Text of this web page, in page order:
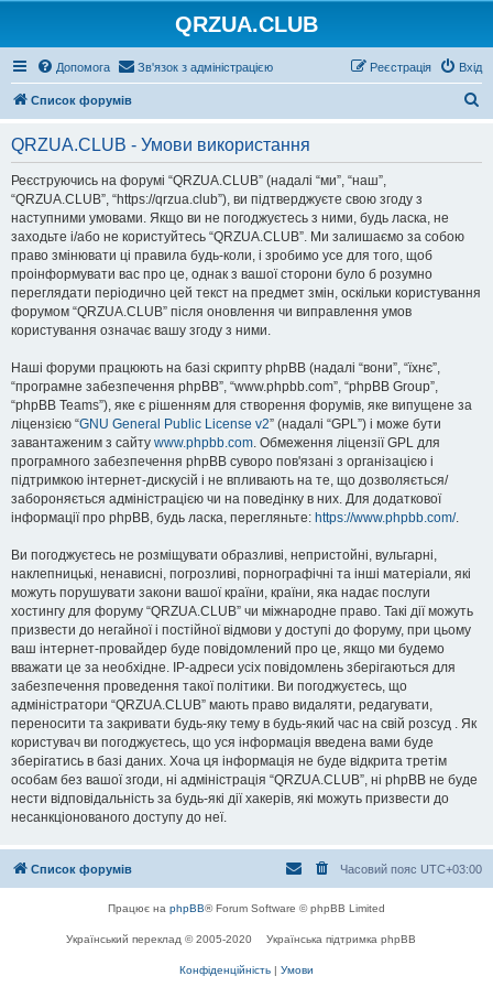
QRZUA.CLUB
Допомога Зв'язок з адміністрацією Вхід
Реєстрація
Список форумів
QRZUA.CLUB - Умови використання
Реєструючись на форумі “QRZUA.CLUB” (надалі “ми”, “наш”,
“QRZUA.CLUB”, “https://qrzua.club”), ви підтверджуєте свою згоду з
наступними умовами. Якщо ви не погоджуєтесь з ними, будь ласка, не
заходьте і/або не користуйтесь “QRZUA.CLUB”. Ми залишаємо за собою
право змінювати ці правила будь-коли, і зробимо усе для того, щоб
проінформувати вас про це, однак з вашої сторони було б розумно
переглядати періодично цей текст на предмет змін, оскільки користування
форумом “QRZUA.CLUB” після оновлення чи виправлення умов
користування означає вашу згоду з ними.
Наші форуми працюють на базі скрипту phpBB (надалі “вони”, “їхнє”,
“програмне забезпечення phpBB”, “www.phpbb.com”, “phpBB Group”,
“phpBB Teams”), яке є рішенням для створення форумів, яке випущене за
ліцензією “GNU General Public License v2” (надалі “GPL”) і може бути
завантаженим з сайту www.phpbb.com. Обмеження ліцензії GPL для
програмного забезпечення phpBB суворо пов'язані з організацією і
підтримкою інтернет-дискусій і не впливають на те, що дозволяється/
забороняється адміністрацією чи на поведінку в них. Для додаткової
інформації про phpBB, будь ласка, перегляньте: https://www.phpbb.com/.
Ви погоджуєтесь не розміщувати образливі, непристойні, вульгарні,
наклепницькі, ненависні, погрозливі, порнографічні та інші матеріали, які
можуть порушувати закони вашої країни, країни, яка надає послуги
хостингу для форуму “QRZUA.CLUB” чи міжнародне право. Такі дії можуть
призвести до негайної і постійної відмови у доступі до форуму, при цьому
ваш інтернет-провайдер буде повідомлений про це, якщо ми будемо
вважати це за необхідне. IP-адреси усіх повідомлень зберігаються для
забезпечення проведення такої політики. Ви погоджуєтесь, що
адміністратори “QRZUA.CLUB” мають право видаляти, редагувати,
переносити та закривати будь-яку тему в будь-який час на свій розсуд . Як
користувач ви погоджуєтесь, що уся інформація введена вами буде
зберігатись в базі даних. Хоча ця інформація не буде відкрита третім
особам без вашої згоди, ні адміністрація “QRZUA.CLUB”, ні phpBB не буде
нести відповідальність за будь-які дії хакерів, які можуть призвести до
несанкціонованого доступу до неї.
Список форумів Часовий пояс UTC+03:00
Працює на phpBB® Forum Software © phpBB Limited
Український переклад © 2005-2020 Українська підтримка phpBB
Конфіденційність | Умови